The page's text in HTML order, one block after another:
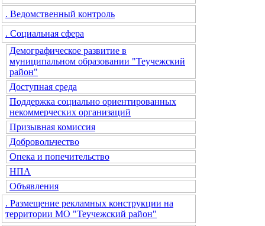
. Ведомственный контроль
. Социальная сфера
Демографическое развитие в
муниципальном образовании "Теучежский
район"
Доступная среда
Поддержка социально ориентированных
некоммерческих организаций
Призывная комиссия
Добровольчество
Опека и попечительство
НПА
Объявления
. Размещение рекламных конструкции на
территории МО "Теучежский район"